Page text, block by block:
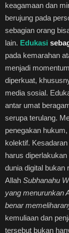
keagamaan dan
berujung pada
sebagian orang
lain. Edukasi
pada kemarahan
menjadi
diperkuat,
media sosial.
antar umat
serupa terulang.
penegakan
kolektif.
harus
dunia digital bukan
Allah Subhanahu
yang menurunkan
benar
kemuliaan dan
tersebut bukan